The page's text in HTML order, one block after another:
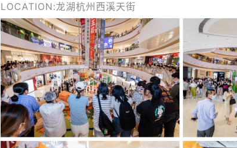
LOCATION:龙湖杭州西溪天街